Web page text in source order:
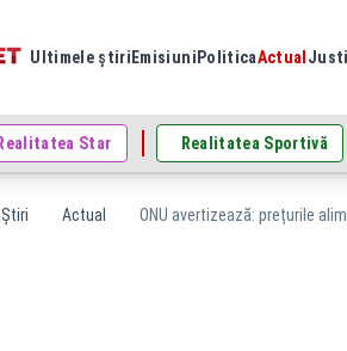
Ultimele știri Emisiuni PoliticaActual
Realitatea Star Realitatea Sportivă
Știri Actual ONU avertizează: prețurile